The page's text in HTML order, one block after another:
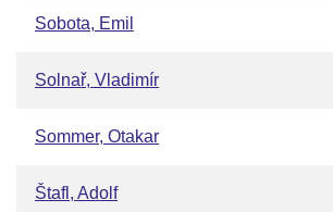
Sobota, Emil
Solnař, Vladimír
Sommer, Otakar
Štafl, Adolf